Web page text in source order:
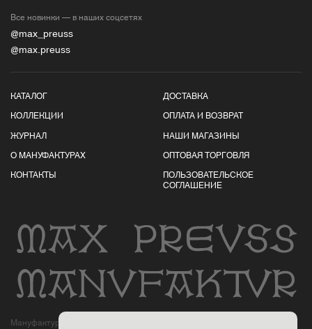
Все новинки — в наших соцсетях
@max_preuss
@max.preuss
КАТАЛОГ
КОЛЛЕКЦИИ
ЖУРНАЛ
О МАНУФАКТУРАХ
КОНТАКТЫ
ДОСТАВКА
ОПЛАТА И ВОЗВРАТ
НАШИ МАГАЗИНЫ
ОПТОВАЯ ТОРГОВЛЯ
ПОЛЬЗОВАТЕЛЬСКОЕ
СОГЛАШЕНИЕ
Мануфактуры Макса Пройса